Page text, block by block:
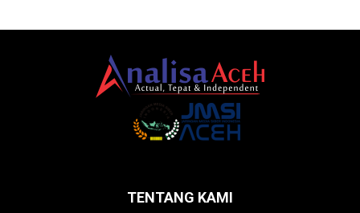
TENTANG KAMI